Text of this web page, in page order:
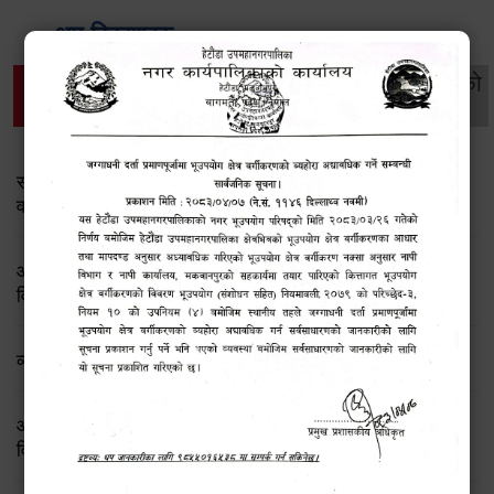
थप विवरणहरु
सामाजिक सुरक्षा तथा
व्यक्तिगत घटना दर्ता
महिला
विकास
वातावरण
सूचनाको
सामाजिक सुरक्षा तथा पञ्जीकरण शाखा ( आ.व. २०८२/०८३ को
वार्षिक प्रगति प्रतिवेदन)
आ.व.२०८२।८३ को सामाजिक सुरक्षा भत्ता प्राप्त गर्ने लाभग्राहीको
विवरण
व्यक्तिगत घटना दर्ता सप्ताह
आ.व.२०८१/०८२ मा सामाजिक सूरक्षा भत्ता प्राप्त गर्ने लाभग्राहीको
विवरण